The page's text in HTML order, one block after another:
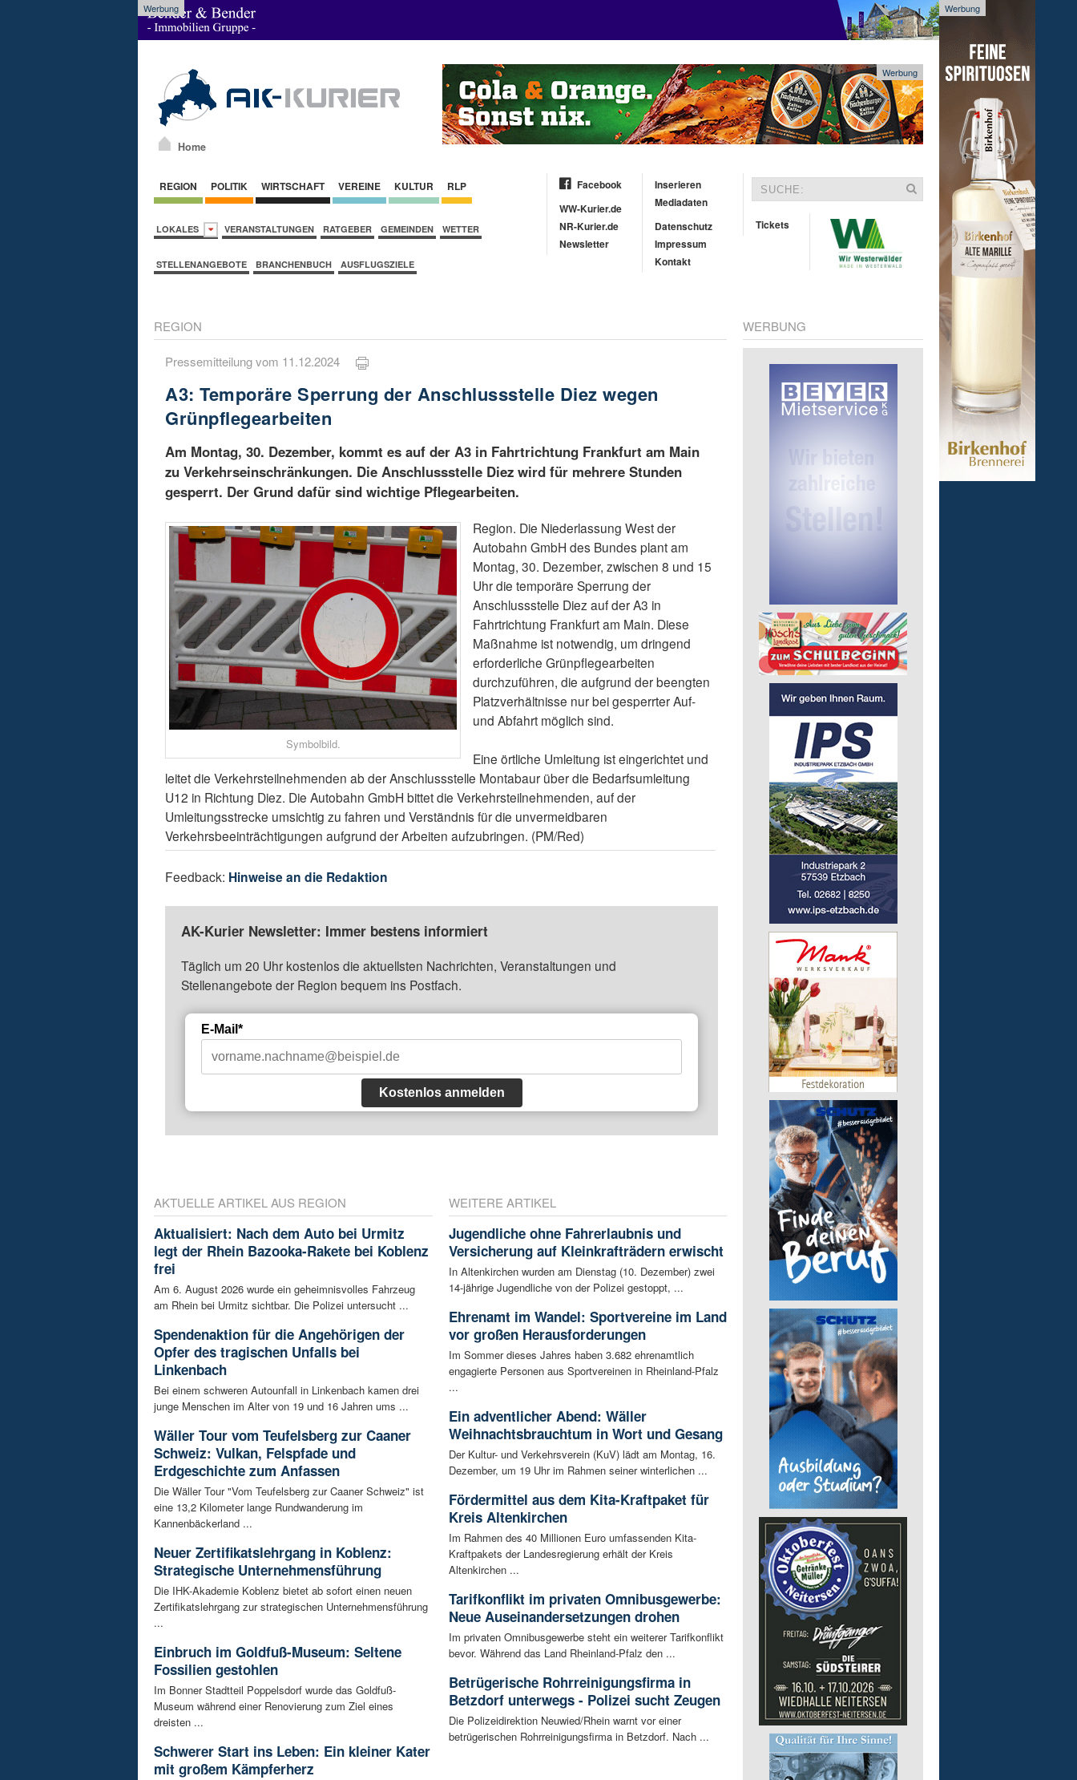
Werbung Werbung
Home
Werbung
REGION POLITIK WIRTSCHAFT VEREINE KULTUR RLP
LOKALES VERANSTALTUNGEN RATGEBER GEMEINDEN WETTER
STELLENANGEBOTE BRANCHENBUCH AUSFLUGSZIELE
Facebook
WW-Kurier.de
NR-Kurier.de
Newsletter
Inserieren
Mediadaten
Datenschutz
Impressum
Kontakt
Tickets
REGION
Pressemitteilung vom 11.12.2024
A3: Temporäre Sperrung der Anschlussstelle Diez wegen
Grünpflegearbeiten
Am Montag, 30. Dezember, kommt es auf der A3 in Fahrtrichtung Frankfurt am Main
zu Verkehrseinschränkungen. Die Anschlussstelle Diez wird für mehrere Stunden
gesperrt. Der Grund dafür sind wichtige Pflegearbeiten.
Symbolbild.
Region. Die Niederlassung West der
Autobahn GmbH des Bundes plant am
Montag, 30. Dezember, zwischen 8 und 15
Uhr die temporäre Sperrung der
Anschlussstelle Diez auf der A3 in
Fahrtrichtung Frankfurt am Main. Diese
Maßnahme ist notwendig, um dringend
erforderliche Grünpflegearbeiten
durchzuführen, die aufgrund der beengten
Platzverhältnisse nur bei gesperrter Auf-
und Abfahrt möglich sind.
Eine örtliche Umleitung ist eingerichtet und
leitet die Verkehrsteilnehmenden ab der Anschlussstelle Montabaur über die Bedarfsumleitung
U12 in Richtung Diez. Die Autobahn GmbH bittet die Verkehrsteilnehmenden, auf der
Umleitungsstrecke umsichtig zu fahren und Verständnis für die unvermeidbaren
Verkehrsbeeinträchtigungen aufgrund der Arbeiten aufzubringen. (PM/Red)
Feedback: Hinweise an die Redaktion
AK-Kurier Newsletter: Immer bestens informiert
Täglich um 20 Uhr kostenlos die aktuellsten Nachrichten, Veranstaltungen und
Stellenangebote der Region bequem ins Postfach.
E-Mail*
Kostenlos anmelden
AKTUELLE ARTIKEL AUS REGION
Aktualisiert: Nach dem Auto bei Urmitz
legt der Rhein Bazooka-Rakete bei Koblenz
frei
Am 6. August 2026 wurde ein geheimnisvolles Fahrzeug
am Rhein bei Urmitz sichtbar. Die Polizei untersucht ...
Spendenaktion für die Angehörigen der
Opfer des tragischen Unfalls bei
Linkenbach
Bei einem schweren Autounfall in Linkenbach kamen drei
junge Menschen im Alter von 19 und 16 Jahren ums ...
Wäller Tour vom Teufelsberg zur Caaner
Schweiz: Vulkan, Felspfade und
Erdgeschichte zum Anfassen
Die Wäller Tour "Vom Teufelsberg zur Caaner Schweiz" ist
eine 13,2 Kilometer lange Rundwanderung im
Kannenbäckerland ...
Neuer Zertifikatslehrgang in Koblenz:
Strategische Unternehmensführung
Die IHK-Akademie Koblenz bietet ab sofort einen neuen
Zertifikatslehrgang zur strategischen Unternehmensführung
...
Einbruch im Goldfuß-Museum: Seltene
Fossilien gestohlen
Im Bonner Stadtteil Poppelsdorf wurde das Goldfuß-
Museum während einer Renovierung zum Ziel eines
dreisten ...
Schwerer Start ins Leben: Ein kleiner Kater
mit großem Kämpferherz
WEITERE ARTIKEL
Jugendliche ohne Fahrerlaubnis und
Versicherung auf Kleinkrafträdern erwischt
In Altenkirchen wurden am Dienstag (10. Dezember) zwei
14-jährige Jugendliche von der Polizei gestoppt, ...
Ehrenamt im Wandel: Sportvereine im Land
vor großen Herausforderungen
Im Sommer dieses Jahres haben 3.682 ehrenamtlich
engagierte Personen aus Sportvereinen in Rheinland-Pfalz
...
Ein adventlicher Abend: Wäller
Weihnachtsbrauchtum in Wort und Gesang
Der Kultur- und Verkehrsverein (KuV) lädt am Montag, 16.
Dezember, um 19 Uhr im Rahmen seiner winterlichen ...
Fördermittel aus dem Kita-Kraftpaket für
Kreis Altenkirchen
Im Rahmen des 40 Millionen Euro umfassenden Kita-
Kraftpakets der Landesregierung erhält der Kreis
Altenkirchen ...
Tarifkonflikt im privaten Omnibusgewerbe:
Neue Auseinandersetzungen drohen
Im privaten Omnibusgewerbe steht ein weiterer Tarifkonflikt
bevor. Während das Land Rheinland-Pfalz den ...
Betrügerische Rohrreinigungsfirma in
Betzdorf unterwegs - Polizei sucht Zeugen
Die Polizeidirektion Neuwied/Rhein warnt vor einer
betrügerischen Rohrreinigungsfirma in Betzdorf. Nach ...
WERBUNG